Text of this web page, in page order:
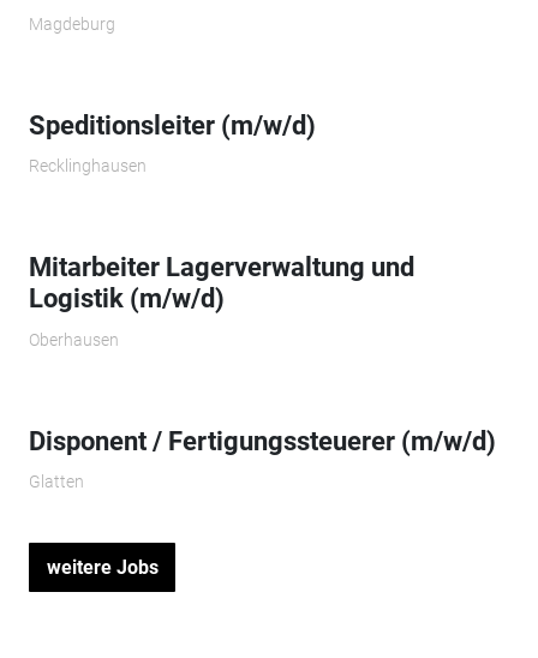
Magdeburg
Speditionsleiter (m/w/d)
Recklinghausen
Mitarbeiter Lagerverwaltung und
Logistik (m/w/d)
Oberhausen
Disponent / Fertigungssteuerer (m/w/d)
Glatten
weitere Jobs